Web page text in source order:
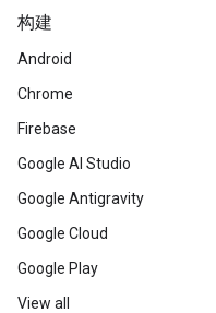
构建
Android
Chrome
Firebase
Google AI Studio
Google Antigravity
Google Cloud
Google Play
View all